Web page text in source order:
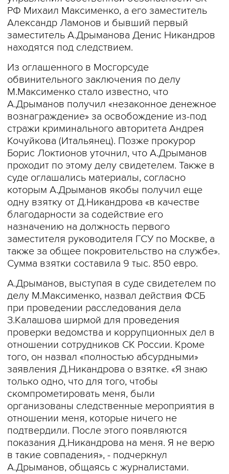
РФ Михаил Максименко, а его заместитель
Александр Ламонов и бывший первый
заместитель А.Дрыманова Денис Никандров
находятся под следствием.
Из оглашенного в Мосгорсуде
обвинительного заключения по делу
М.Максименко стало известно, что
А.Дрыманов получил «незаконное денежное
вознаграждение» за освобождение из-под
стражи криминального авторитета Андрея
Кочуйкова (Итальянец). Позже прокурор
Борис Локтионов уточнил, что А.Дрыманов
проходит по этому делу свидетелем. Также в
суде оглашались материалы, согласно
которым А.Дрыманов якобы получил еще
одну взятку от Д.Никандрова «в качестве
благодарности за содействие его
назначению на должность первого
заместителя руководителя ГСУ по Москве, а
также за общее покровительство на службе».
Сумма взятки составила 9 тыс. 850 евро.
А.Дрыманов, выступая в суде свидетелем по
делу М.Максименко, назвал действия ФСБ
при проведении расследования дела
З.Калашова ширмой для проведения
проверки ведомства и коррупционных дел в
отношении сотрудников СК России. Кроме
того, он назвал «полностью абсурдными»
заявления Д.Никандрова о взятке. «Я знаю
только одно, что для того, чтобы
скомпрометировать меня, были
организованы следственные мероприятия в
отношении меня, которые ничего не
подтвердили. После этого появляются
показания Д.Никандрова на меня. Я не верю
в такие совпадения», - подчеркнул
А.Дрыманов, общаясь с журналистами.